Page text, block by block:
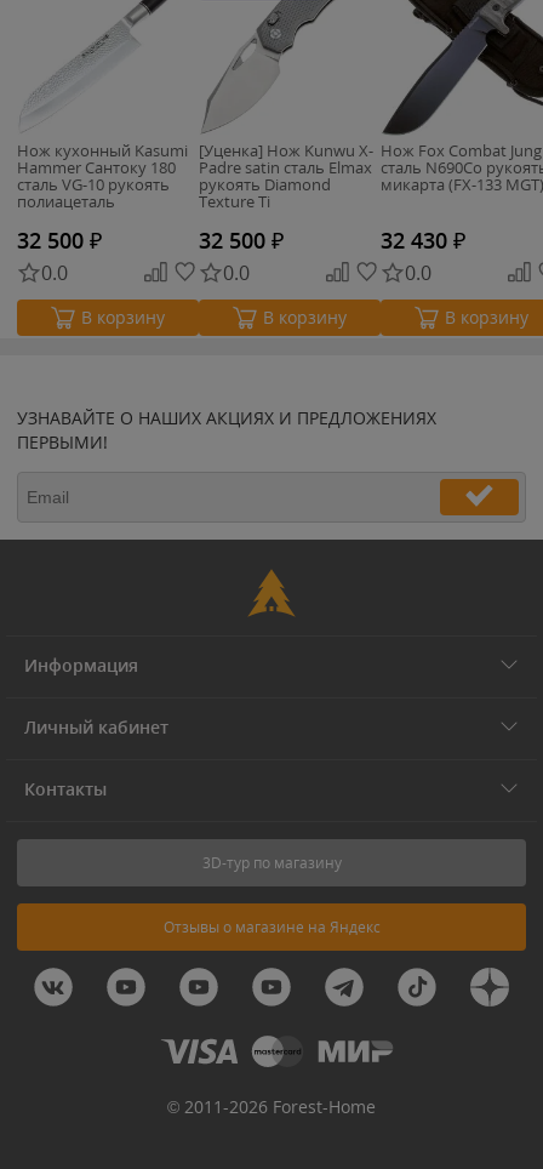
Нож кухонный Kasumi
Hammer Сантоку 180
сталь VG-10 рукоять
полиацеталь
32 500 ₽
0.0
В корзину
[Уценка] Нож Kunwu X-
Padre satin сталь Elmax
рукоять Diamond
Texture Ti
32 500 ₽
0.0
В корзину
Нож Fox Combat
сталь N690Co
микарта (FX-133 MGT)
32 430 ₽
0.0
В корзину
УЗНАВАЙТЕ О НАШИХ АКЦИЯХ И ПРЕДЛОЖЕНИЯХ
ПЕРВЫМИ!
Информация
Личный кабинет
Контакты
3D-тур по магазину
Отзывы о магазине на Яндекс
© 2011-2026 Forest-Home